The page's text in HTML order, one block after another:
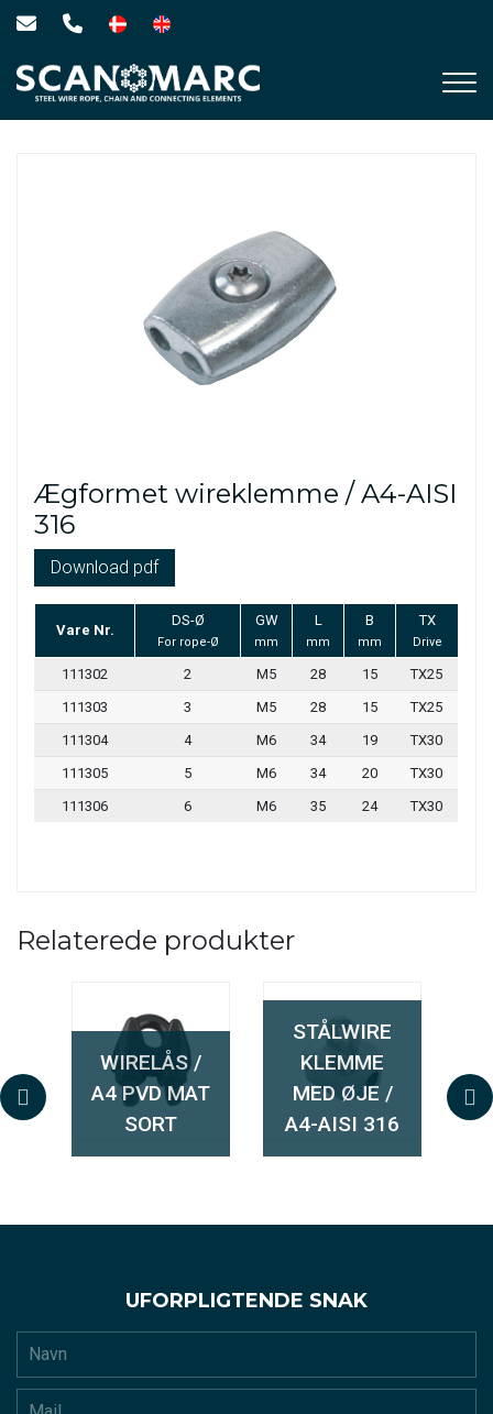
Gå
hovedindhold
Ægformet wireklemme / A4-AISI
316
Download pdf
Vare Nr.
DS-Ø
For rope-Ø
GW
mm
L
mm
B
mm
TX
Drive
111302 2 M5 28 15
TX25
111303
3 M5 28 15
TX25
111304
4 M6 34 19
TX30
111305
5 M6 34 20
TX30
111306
6 M6 35 24 TX30
Relaterede produkter
WIRELÅS /
A4 PVD MAT
SORT
STÅLWIRE
KLEMME
MED ØJE /
A4-AISI 316
UFORPLIGTENDE SNAK